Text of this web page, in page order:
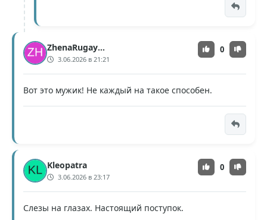
ZhenaRugayetsya
3.06.2026 в 21:21
0
Вот это мужик! Не каждый на такое способен.
Kleopatra
3.06.2026 в 23:17
0
Слезы на глазах. Настоящий поступок.